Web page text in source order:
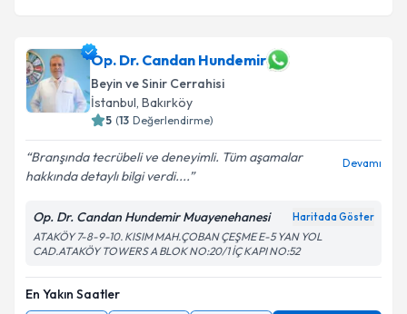
Op. Dr. Candan Hundemir
Beyin ve Sinir Cerrahisi
İstanbul, Bakırköy
5 (13 Değerlendirme)
Branşında tecrübeli ve deneyimli. Tüm aşamalar
hakkında detaylı bilgi verdi....
Devamı
Op. Dr. Candan Hundemir Muayenehanesi Haritada Göster
ATAKÖY 7-8-9-10. KISIM MAH.ÇOBAN ÇEŞME E-5 YAN YOL
CAD.ATAKÖY TOWERS A BLOK NO:20/1 İÇ KAPI NO:52
En Yakın Saatler